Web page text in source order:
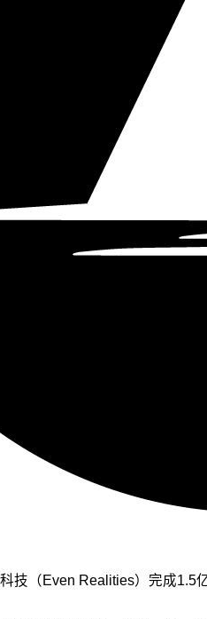
技（Even Realities）完成1.5